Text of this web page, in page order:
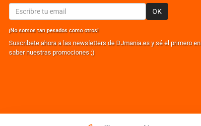
OK
¡No somos tan pesados como otros!
Suscribete ahora a las newsletters de DJmania.es y sé el primero en
saber nuestras promociones ;)